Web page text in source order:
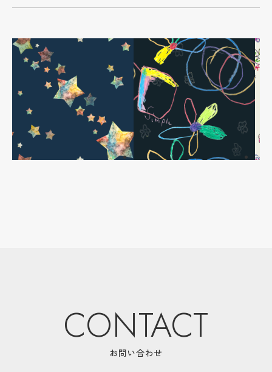
CONTACT
お問い合わせ